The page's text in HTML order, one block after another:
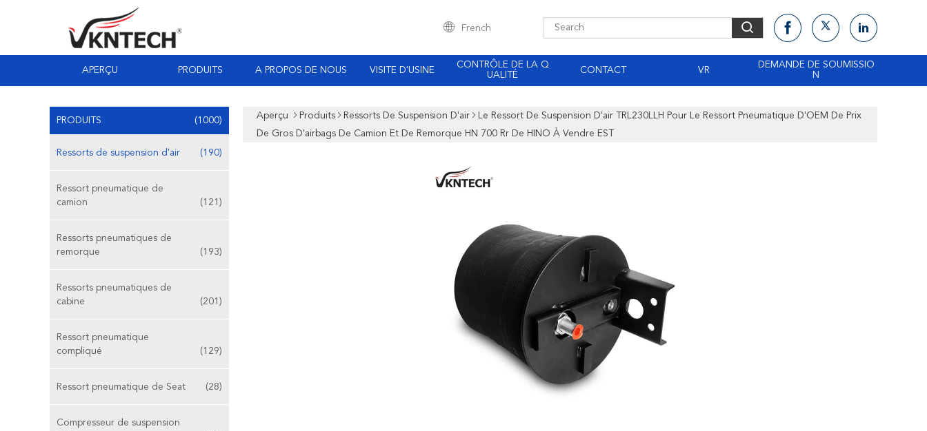
French
APERÇU PRODUITS A PROPOS DE NOUS VISITE D'USINE
CONTRÔLE DE LA Q
UALITÉ
CONTACT VR
DEMANDE DE SOUMISSIO
N
PRODUITS (1000)
Ressorts de suspension d'air (190)
Ressort pneumatique de
camion
(121)
Ressorts pneumatiques de
remorque
(193)
Ressorts pneumatiques de
cabine
(201)
Ressort pneumatique
compliqué
(129)
Ressort pneumatique de Seat (28)
Compresseur de suspension
Aperçu Produits Ressorts De Suspension D'air
Le Ressort De Suspension D'air TRL230LLH Pour Le Ressort Pneumatique D'OEM De Prix
De Gros D'airbags De Camion Et De Remorque HN 700 Rr De HINO À Vendre EST